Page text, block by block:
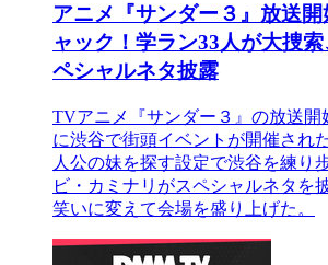
アニメ『サンダー３』放送
ャック！学ラン33人が大捜
ペシャルネタ披露
TVアニメ『サンダー３』の放送開
に渋谷で街頭イベントが開催され
人公の妹を探す設定で渋谷を練り
ビ・カミナリがスペシャルネタを
笑いに変えて会場を盛り上げた。